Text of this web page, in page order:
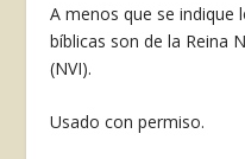
A menos que se indique
bíblicas son de la Reina
(NVI).
Usado con permiso.